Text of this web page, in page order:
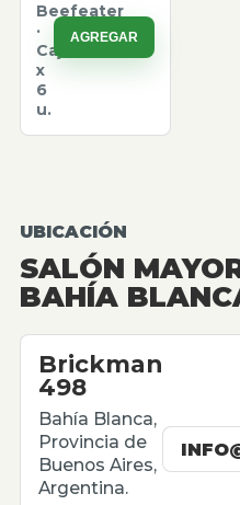
Beefeater
·
Caja
x
6
u.
AGREGAR
UBICACIÓN
SALÓN
BAHÍA
Brickman
498
Bahía Blanca,
Provincia de
Buenos Aires,
Argentina.